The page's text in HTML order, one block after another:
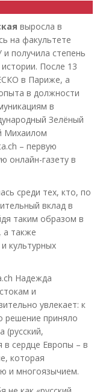
выросла в
на факультете
получила степень
После 13
в Париже, а
в должности
в
Зелёный
Михаилом
– первую
онлайн-газету в
среди тех, кто, по
вклад в
таким образом в
а также
культурных
Надежда
и
увлекает: к
решение приняло
(русский,
в сердце Европы – в
которая
и многоязычием.